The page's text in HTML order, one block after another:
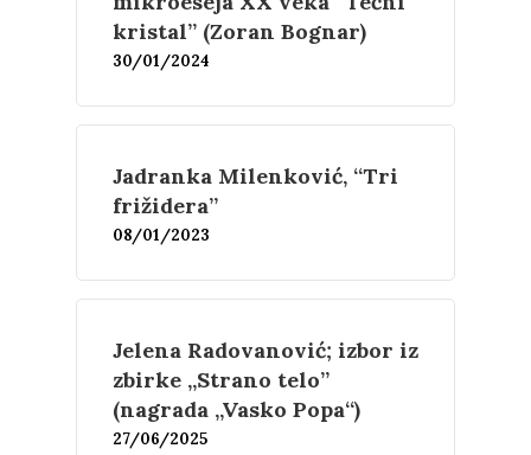
kristal” (Zoran Bognar)
30/01/2024
Jadranka Milenković, “Tri
frižidera”
08/01/2023
Jelena Radovanović; izbor iz
zbirke „Strano telo”
(nagrada „Vasko Popa“)
27/06/2025
Proza
Esejistika
Kritika
Estetika
Umetnost
Muzika
Film
Šta čitamo?
Novosti
Skup “Estetika
Kontakt